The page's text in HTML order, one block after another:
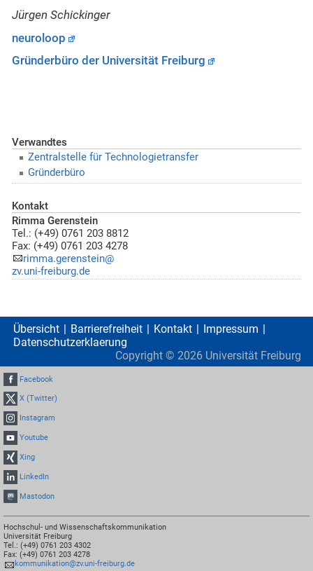
Jürgen Schickinger
neuroloop
Gründerbüro der Universität Freiburg
Verwandtes
Zentralstelle für Technologietransfer
Gründerbüro
Kontakt
Rimma Gerenstein
Tel.: (+49) 0761 203 8812
Fax: (+49) 0761 203 4278
rimma.gerenstein@
zv.uni-freiburg.de
Übersicht Barrierefreiheit Kontakt
Impressum
Datenschutzerklaerung
Copyright © 2026 Universität Freiburg
Facebook
X (Twitter)
Instagram
Youtube
Xing
LinkedIn
Mastodon
Hochschul- und Wissenschaftskommunikation
Universität Freiburg
Tel.: (+49) 0761 203 4302
Fax: (+49) 0761 203 4278
kommunikation@zv.uni-freiburg.de